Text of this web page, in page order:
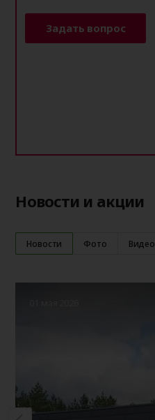
Задать вопрос
Новости и акции
Новости Фото Видео